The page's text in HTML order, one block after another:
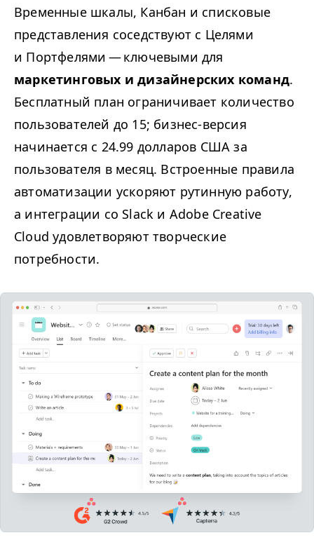
Временные шкалы, Канбан и списковые
представления соседствуют с Целями
и Портфелями — ключевыми для
маркетинговых и дизайнерских команд.
Бесплатный план ограничивает количество
пользователей до 15; бизнес-версия
начинается с 24.99 долларов США за
пользователя в месяц. Встроенные правила
автоматизации ускоряют рутинную работу,
а интеграции со Slack и Adobe Creative
Cloud удовлетворяют творческие
потребности.